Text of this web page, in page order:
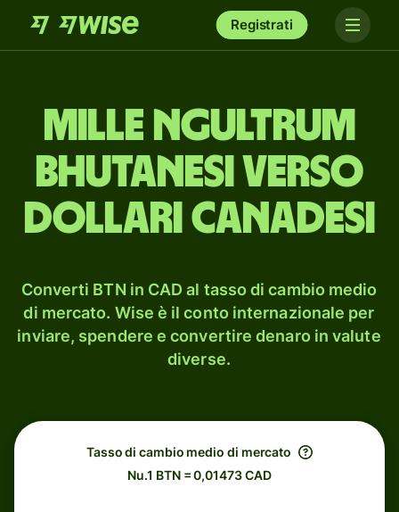
Registrati
mille ngultrum
bhutanesi verso
dollari canadesi
Converti BTN in CAD al tasso di cambio medio
di mercato. Wise è il conto internazionale per
inviare, spendere e convertire denaro in valute
diverse.
Tasso di cambio medio di mercato
Nu.1 BTN = 0,01473 CAD